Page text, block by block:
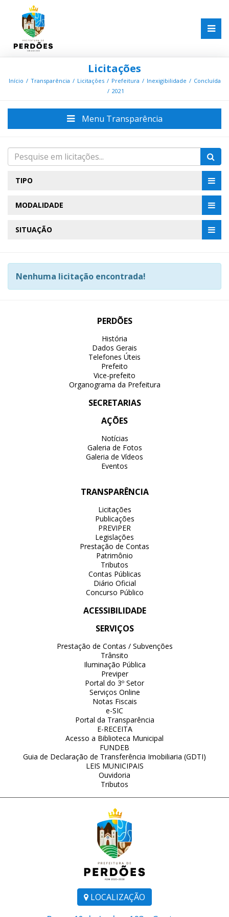
Licitações
Início Transparência Licitações Prefeitura Inexigibilidade
Concluída
2021
Menu Transparência
TIPO
MODALIDADE
SITUAÇÃO
Nenhuma licitação encontrada!
LOCALIZAÇÃO
PERDÕES
História
Dados Gerais
Telefones Úteis
Prefeito
Vice-prefeito
Organograma da Prefeitura
SECRETARIAS
AÇÕES
Notícias
Galeria de Fotos
Galeria de Vídeos
Eventos
TRANSPARÊNCIA
Licitações
Publicações
PREVIPER
Legislações
Prestação de Contas
Patrimônio
Tributos
Contas Públicas
Diário Oficial
Concurso Público
ACESSIBILIDADE
SERVIÇOS
Prestação de Contas / Subvenções
Trânsito
Iluminação Pública
Previper
Portal do 3º Setor
Serviços Online
Notas Fiscais
e-SIC
Portal da Transparência
E-RECEITA
Acesso a Biblioteca Municipal
FUNDEB
Guia de Declaração de Transferência Imobiliaria (GDTI)
LEIS MUNICIPAIS
Ouvidoria
Tributos